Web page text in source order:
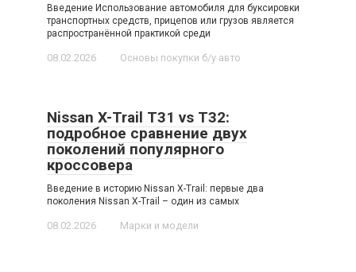
Введение Использование автомобиля для буксировки
транспортных средств, прицепов или грузов является
распространённой практикой среди
08.02.2026 Основы покупки б/у авто
Nissan X-Trail T31 vs T32:
подробное сравнение двух
поколений популярного
кроссовера
Введение в историю Nissan X-Trail: первые два
поколения Nissan X-Trail – один из самых
08.02.2026 Марки и модели